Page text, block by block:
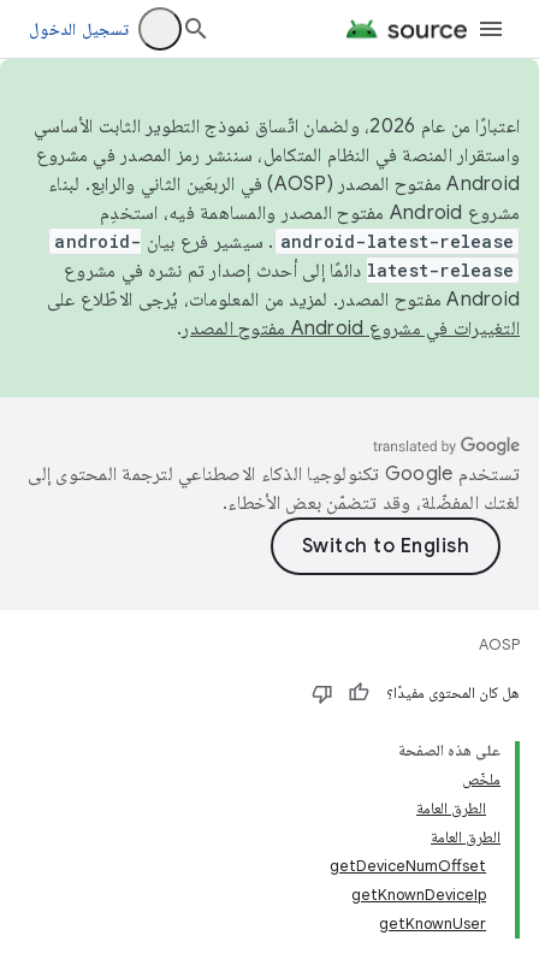
تسجيل الدخول
اعتبارًا من عام 2026، ولضمان اتّساق نموذج التطوير الثابت الأساسي
واستقرار المنصة في النظام المتكامل، سننشر رمز المصدر في مشروع
Android مفتوح المصدر (AOSP) في الربعَين الثاني والرابع. لبناء
مشروع Android مفتوح المصدر والمساهمة فيه، استخدِم
android-latest-release . سيشير فرع بيان android-
latest-release دائمًا إلى أحدث إصدار تم نشره في مشروع
Android مفتوح المصدر. لمزيد من المعلومات، يُرجى الاطّلاع على
التغييرات في مشروع Android مفتوح المصدر
.
تستخدم Google تكنولوجيا الذكاء الاصطناعي لترجمة المحتوى إلى
لغتك المفضّلة، وقد تتضمّن بعض الأخطاء.
AOSP
هل كان المحتوى مفيدًا؟
على هذه الصفحة
ملخّص
الطرق العامة
الطرق العامة
getDeviceNumOffset
getKnownDeviceIp
getKnownUser